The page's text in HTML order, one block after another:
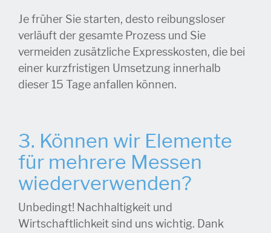
Je früher Sie starten, desto reibungsloser
verläuft der gesamte Prozess und Sie
vermeiden zusätzliche Expresskosten, die bei
einer kurzfristigen Umsetzung innerhalb
dieser 15 Tage anfallen können.
3. Können wir Elemente
für mehrere Messen
wiederverwenden?
Unbedingt! Nachhaltigkeit und
Wirtschaftlichkeit sind uns wichtig. Dank